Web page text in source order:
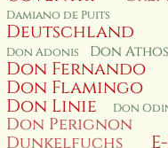
Damiano de Puits
Deutschland
Don Adonis Don Athos
Don Fernando
Don Flamingo
Don Linie Don
Don Perignon
Dunkelfuchs